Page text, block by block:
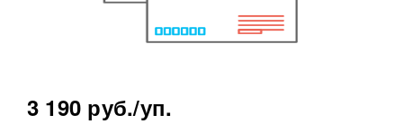
3 190 руб./уп.